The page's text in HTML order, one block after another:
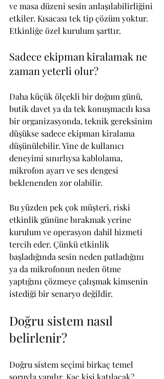
ve masa düzeni sesin anlaşılabilirliğini
etkiler. Kısacası tek tip çözüm yoktur.
Etkinliğe özel kurulum şarttır.
Sadece ekipman kiralamak ne
zaman yeterli olur?
Daha küçük ölçekli bir doğum günü,
butik davet ya da tek konuşmacılı kısa
bir organizasyonda, teknik gereksinim
düşükse sadece ekipman kiralama
düşünülebilir. Yine de kullanıcı
deneyimi sınırlıysa kablolama,
mikrofon ayarı ve ses dengesi
beklenenden zor olabilir.
Bu yüzden pek çok müşteri, riski
etkinlik gününe bırakmak yerine
kurulum ve operasyon dahil hizmeti
tercih eder. Çünkü etkinlik
başladığında sesin neden patladığını
ya da mikrofonun neden ötme
yaptığını çözmeye çalışmak kimsenin
istediği bir senaryo değildir.
Doğru sistem nasıl
belirlenir?
Doğru sistem seçimi birkaç temel
soruyla yapılır. Kaç kişi katılacak?